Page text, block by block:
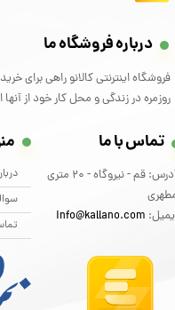
درباره فروشگاه ما
فروشگاه اینترنتی کالانو راهی برای
روزمره در زندگی و محل کار خود از
تماس با ما
آدرس: قم - نیروگاه - 20 متری
info@kallano.com​​​​​​​